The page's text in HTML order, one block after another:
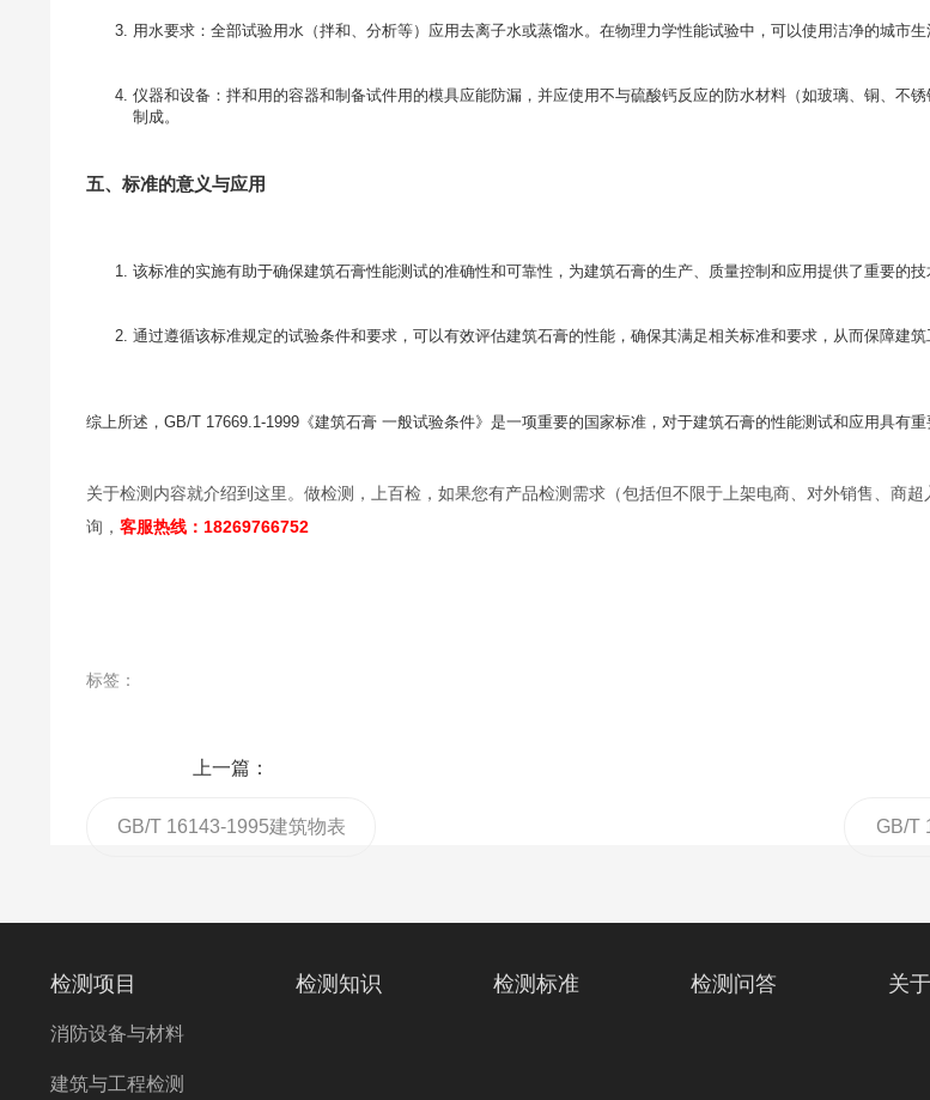
用水要求：全部试验用水（拌和、分析等）应用去离子水或蒸馏水。在物理力学性能试验中，可以使用洁净的城市生
仪器和设备：拌和用的容器和制备试件用的模具应能防漏，并应使用不与硫酸钙反应的防水材料（如玻璃、铜、不锈
制成。
五、标准的意义与应用
该标准的实施有助于确保建筑石膏性能测试的准确性和可靠性，为建筑石膏的生产、质量控制和应用提供了重要的技
通过遵循该标准规定的试验条件和要求，可以有效评估建筑石膏的性能，确保其满足相关标准和要求，从而保障建筑
综上所述，GB/T 17669.1-1999《建筑石膏 一般试验条件》是一项重要的国家标准，对于建筑石膏的性能测试和应用具有重
关于检测内容就介绍到这里。做检测，上百检，如果您有产品检测需求（包括但不限于上架电商、对外销售、商
询， 客服热线：18269766752
标签：
上一篇：
GB/T 16143-1995建筑物表 GB/T
处理
检测项目
消防设备与材料
建筑与工程检测
检测知识 检测标准 检测问答 关